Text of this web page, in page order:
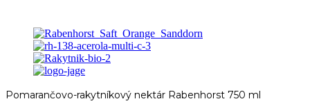
Pomarančovo-rakytníkový nektár Rabenhorst 750 ml